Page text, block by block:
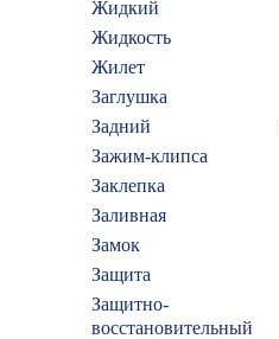
Жидкий
Жидкость
Жилет
Заглушка
Задний
Зажим-клипса
Заклепка
Заливная
Замок
Защита
Защитно-
восстановительный